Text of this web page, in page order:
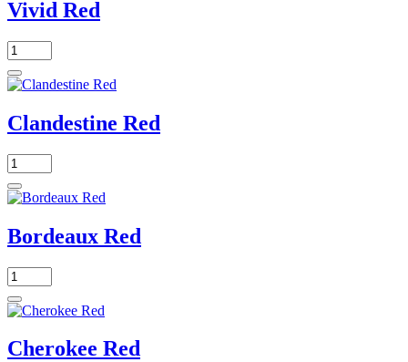
Vivid Red
Clandestine Red
Bordeaux Red
Cherokee Red